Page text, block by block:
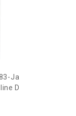
Ja
D